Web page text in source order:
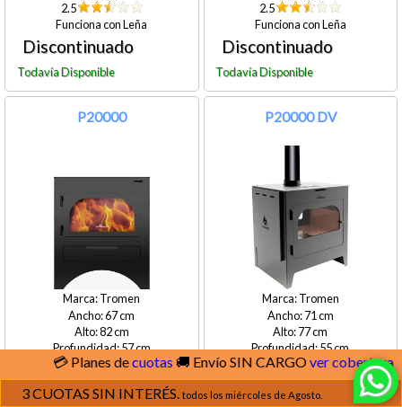
2.5
Leña
2.5
Leña
P20000
Tromen
67
82
57
20000
14300
108
P20000 DV
Tromen
71
77
55
20000
10500
100
decuotas🚚 Envío SIN CARGOver cobertura
3 CUOTAS SIN INTERÉS. todos los miércoles de Agosto.